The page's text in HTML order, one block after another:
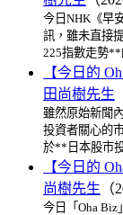
今日NHK《早
訊，雖未直接
225指數走勢**
【今日的
田尚樹先生
雖然原始新聞
投資者關心的
於**日本股市
【今日的
尚樹先生 （
今日「Oha Biz